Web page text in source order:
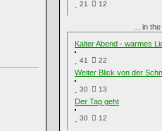
21 12
... in
Kalter Abend - warmes
41 22
Weiter Blick von der
30 13
Der Tag geht
30 12